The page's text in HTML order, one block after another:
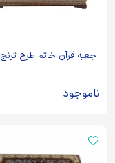
جعبه قرآن خاتم طرح ترنج
ناموجود